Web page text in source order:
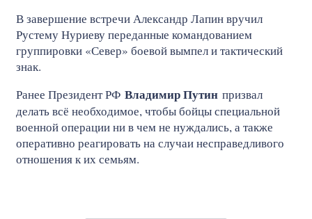
В завершение встречи Александр Лапин вручил
Рустему Нуриеву переданные командованием
группировки «Север» боевой вымпел и тактический
знак.
Ранее Президент РФ Владимир Путин призвал
делать всё необходимое, чтобы бойцы специальной
военной операции ни в чем не нуждались, а также
оперативно реагировать на случаи несправедливого
отношения к их семьям.